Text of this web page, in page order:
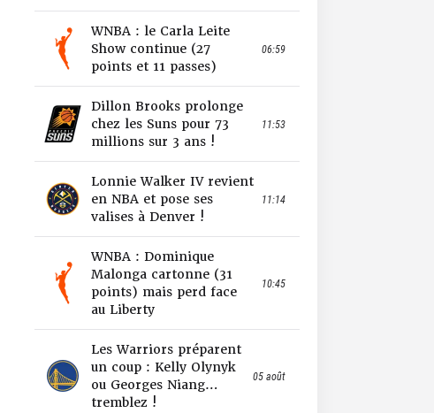
WNBA : le Carla Leite
Show continue (27
points et 11 passes)
06:59
Dillon Brooks prolonge
chez les Suns pour 73
millions sur 3 ans !
11:53
Lonnie Walker IV revient
en NBA et pose ses
valises à Denver !
11:14
WNBA : Dominique
Malonga cartonne (31
points) mais perd face
au Liberty
10:45
Les Warriors préparent
un coup : Kelly Olynyk
ou Georges Niang…
tremblez !
05 août